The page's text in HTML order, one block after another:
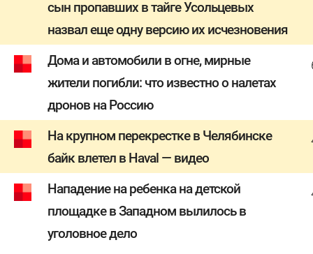
сын пропавших в тайге Усольцевых
назвал еще одну версию их исчезновения
Дома и автомобили в огне, мирные
жители погибли: что известно о налетах
дронов на Россию
На крупном перекрестке в Челябинске
байк влетел в Haval — видео
Нападение на ребенка на детской
площадке в Западном вылилось в
уголовное дело